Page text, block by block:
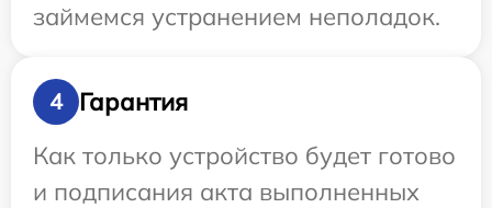
займемся устранением неполадок.
4
Гарантия
Как только устройство будет готово
и подписания акта выполненных